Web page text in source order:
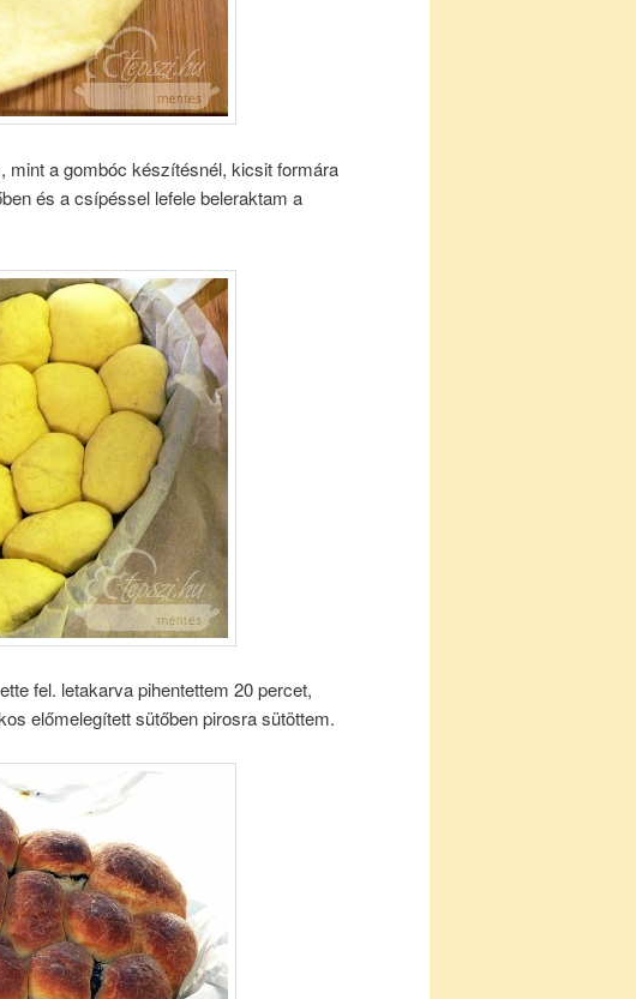
a gombóc készítésnél, kicsit formára
és a csípéssel lefele beleraktam a
fel. letakarva pihentettem 20 percet,
előmelegített sütőben pirosra sütöttem.